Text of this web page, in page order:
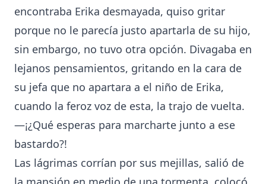
encontraba Erika desmayada, quiso gritar
porque no le parecía justo apartarla de su hijo,
sin embargo, no tuvo otra opción. Divagaba en
lejanos pensamientos, gritando en la cara de
su jefa que no apartara a el niño de Erika,
cuando la feroz voz de esta, la trajo de vuelta.
—¡¿Qué esperas para marcharte junto a ese
bastardo?!
Las lágrimas corrían por sus mejillas, salió de